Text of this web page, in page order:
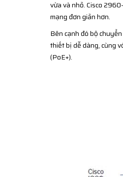
vừa và nhỏ. Cisco
mạng đơn giản hơn.
Bên cạnh đó bộ
thiết bị dễ dàng, cùng
(PoE+).